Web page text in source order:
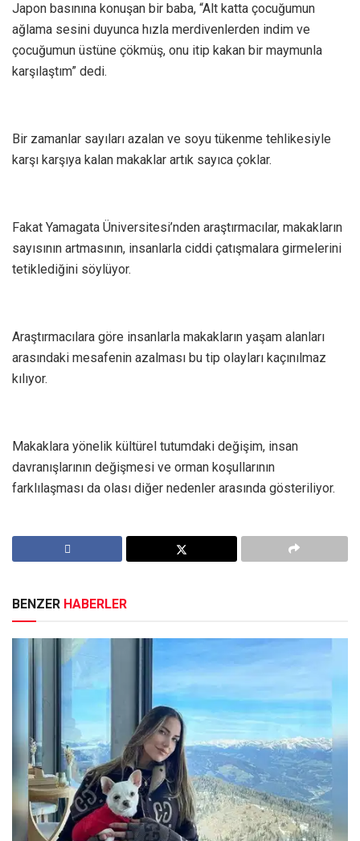
Japon basınına konuşan bir baba, “Alt katta çocuğumun
ağlama sesini duyunca hızla merdivenlerden indim ve
çocuğumun üstüne çökmüş, onu itip kakan bir maymunla
karşılaştım” dedi.
Bir zamanlar sayıları azalan ve soyu tükenme tehlikesiyle
karşı karşıya kalan makaklar artık sayıca çoklar.
Fakat Yamagata Üniversitesi’nden araştırmacılar, makakların
sayısının artmasının, insanlarla ciddi çatışmalara girmelerini
tetiklediğini söylüyor.
Araştırmacılara göre insanlarla makakların yaşam alanları
arasındaki mesafenin azalması bu tip olayları kaçınılmaz
kılıyor.
Makaklara yönelik kültürel tutumdaki değişim, insan
davranışlarının değişmesi ve orman koşullarının
farklılaşması da olası diğer nedenler arasında gösteriliyor.
BENZER HABERLER